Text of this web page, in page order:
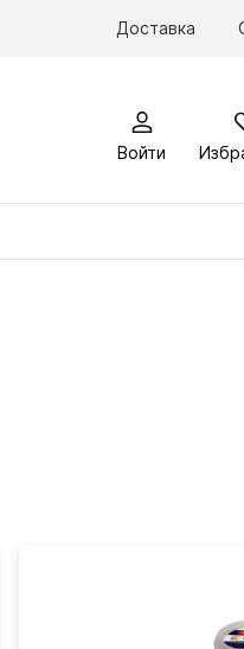
Доставка
Войти